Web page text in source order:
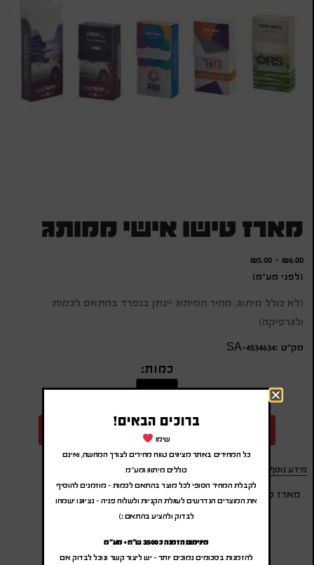
מארז טישו אישי ממותג
₪6.00
-
₪5.00
(לפני מע"מ)
(לא כולל מיתוג, מחיר המיתוג יינתן בנפרד בהתאם לכמות
ולגרפיקה)
מק״ט :SA-4534634
כמות:
מידע נוסף
מארז טישו 10 ממחטות מגוהצות באריזת נוחות ממותגת
ברוכים הבאים!
שימו
כל המחירים באתר מציגים טווח מחירים לצורך המחשה, ואינם
כוללים מיתוג ומע"מ
לקבלת המחיר הסופי לכל מוצר בהתאם לכמות – מוזמנים להוסיף
את המוצרים הנדרשים לעגלת הקניות ולשלוח פניה – נציגנו ישמחו
לבדוק ולהציע בהתאם :)
מינימום הזמנה כ 3500 ש"ח + מע"מ
להזמנות בסכומים נמוכים יותר – יש ליצור קשר ונוכל לבדוק אם